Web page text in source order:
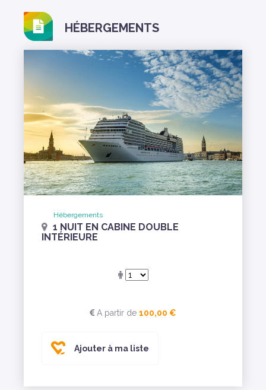
HÉBERGEMENTS
Hébergements
1 NUIT EN CABINE DOUBLE
INTÉRIEURE
A partir de 100,00 €
Ajouter à ma liste